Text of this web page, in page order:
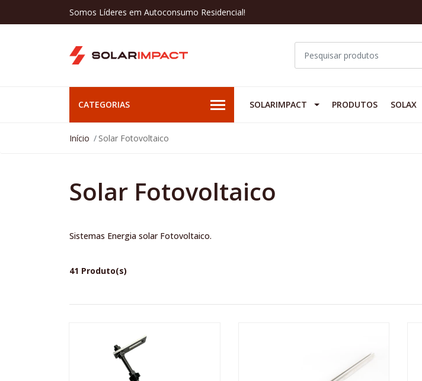
Somos Líderes em Autoconsumo Residencial!
CATEGORIAS SOLARIMPACT PRODUTOS SOLAX
Início Solar Fotovoltaico
Solar Fotovoltaico
Sistemas Energia solar Fotovoltaico.
41 Produto(s)